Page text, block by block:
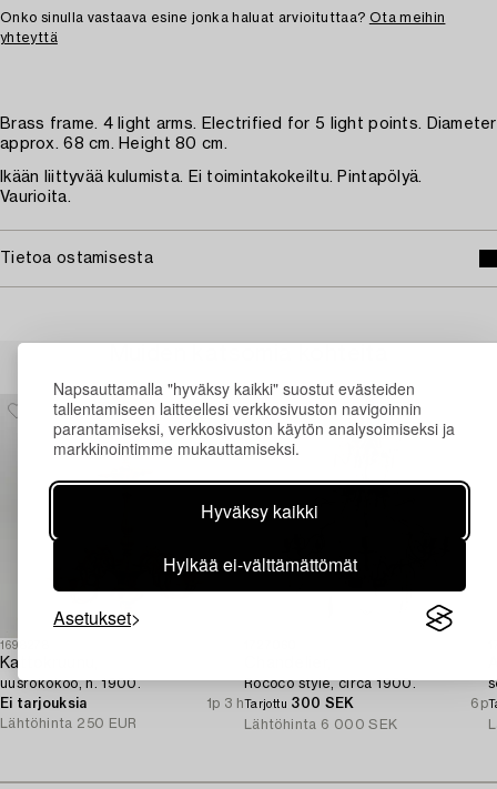
Napsauttamalla "hyväksy kaikki" suostut evästeiden
tallentamiseen laitteellesi verkkosivuston navigoinnin
parantamiseksi, verkkosivuston käytön analysoimiseksi ja
markkinointimme mukauttamiseksi.
Hyväksy kaikki
Hylkää ei-välttämättömät
Asetukset
Onko sinulla vastaava esine jonka haluat arvioituttaa? Ota meihin
yhteyttä
Brass frame. 4 light arms. Electrified for 5 light points. Diameter
approx. 68 cm. Height 80 cm.
Ikään liittyvää kulumista. Ei toimintakokeiltu. Pintapölyä.
Vaurioita.
Tietoa ostamisesta
1698278
Kattokruunu,
uusrokokoo, n. 1900.
Ei tarjouksia
1p 3 h
Lähtöhinta 250 EUR
Rococo style, circa 1900.
Tarjottu 300 SEK
6p
Lähtöhinta 6 000 SEK